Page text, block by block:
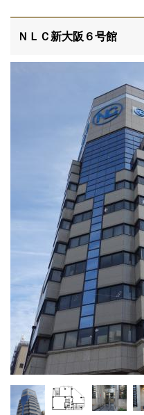
ＮＬＣ新大阪６号館